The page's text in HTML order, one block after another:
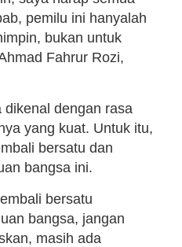
pemilu ini hanyalah
bukan untuk
Fahrur Rozi,
dengan rasa
yang kuat. Untuk itu,
bersatu dan
bangsa ini.
bersatu
bangsa, jangan
masih ada